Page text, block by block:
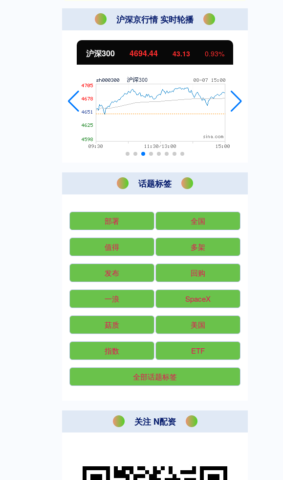
沪深京行情 实时轮播
北证50 1134.24 11.37 1.01%
话题标签
部署 全国
值得 多架
发布 回购
一浪 SpaceX
菇质 美国
指数 ETF
全部话题标签
关注 N配资